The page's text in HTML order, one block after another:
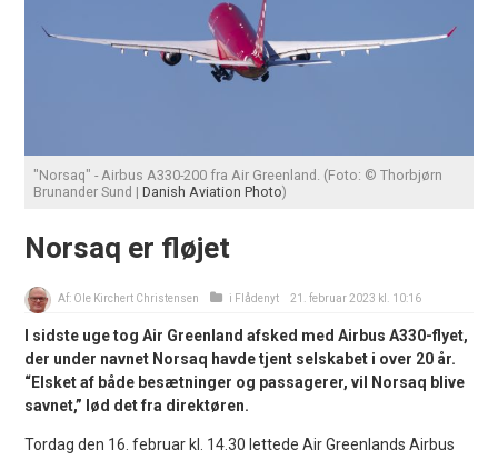
"Norsaq" - Airbus A330-200 fra Air Greenland. (Foto: © Thorbjørn
Brunander Sund |Danish Aviation Photo)
Norsaq er fløjet
Af: Ole Kirchert Christensen i Flådenyt 21. februar 2023 kl. 10:16
I sidste uge tog Air Greenland afsked med Airbus A330-flyet,
der under navnet Norsaq havde tjent selskabet i over 20 år.
“Elsket af både besætninger og passagerer, vil Norsaq blive
savnet,” lød det fra direktøren.
Tordag den 16. februar kl. 14.30 lettede Air Greenlands Airbus